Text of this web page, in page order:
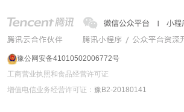
豫公网安备41010502006772号
工商营业执照和食品经营许可证
增值电信业务经营许可证： 豫B2-20180141